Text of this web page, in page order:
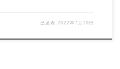
已发表 2022年7月19日